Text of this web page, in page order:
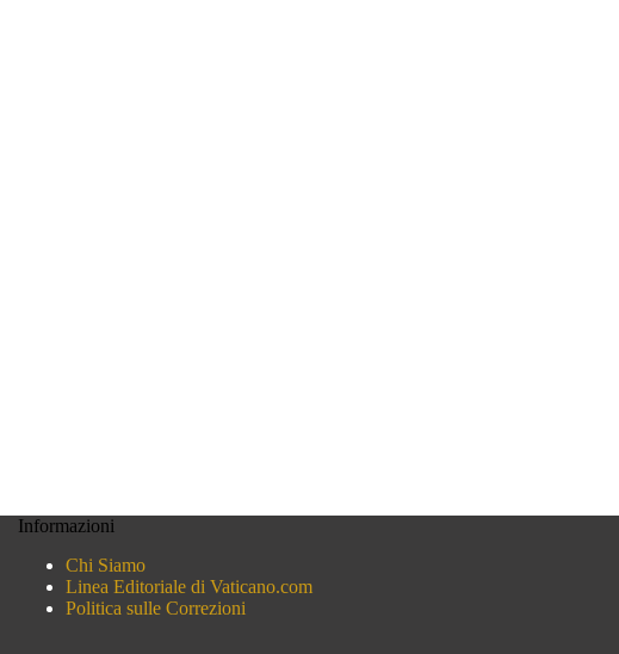
Informazioni
Chi Siamo
Linea Editoriale di Vaticano.com
Politica sulle Correzioni